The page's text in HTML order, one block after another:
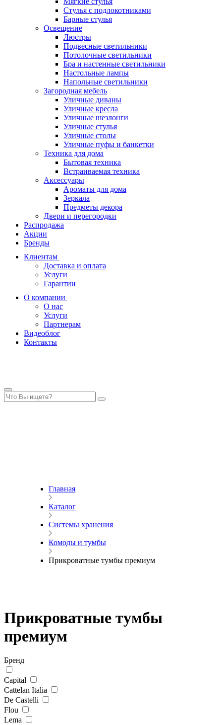
Стулья с подлокотниками
Барные стулья
Освещение
Люстры
Подвесные светильники
Потолочные светильники
Бра и настенные светильники
Настольные лампы
Напольные светильники
Загородная мебель
Уличные диваны
Уличные кресла
Уличные шезлонги
Уличные стулья
Уличные столы
Уличные пуфы и банкетки
Техника для дома
Бытовая техника
Встраиваемая техника
Аксессуары
Ароматы для дома
Зеркала
Предметы декора
Двери и перегородки
Распродажа
Акции
Бренды
Клиентам
Доставка и оплата
Услуги
Гарантии
О компании
О нас
Услуги
Партнерам
Видеоблог
Контакты
Главная
Каталог
Системы хранения
Комоды и тумбы
Прикроватные тумбы премиум
Прикроватные тумбы
премиум
Бренд
Capital
Cattelan Italia
De Castelli
Flou
Lema